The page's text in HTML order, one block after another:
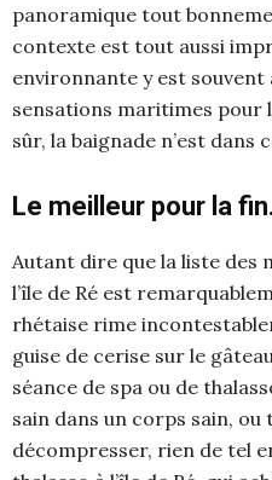
panoramique tout
contexte est tout aussi
environnante y est
sensations maritimes pour
sûr, la baignade n’est dans
Le meilleur pour la
Autant dire que la liste des
l’île de Ré est
rhétaise rime
guise de cerise sur le
séance de spa ou de
sain dans un corps sain,
décompresser, rien de tel